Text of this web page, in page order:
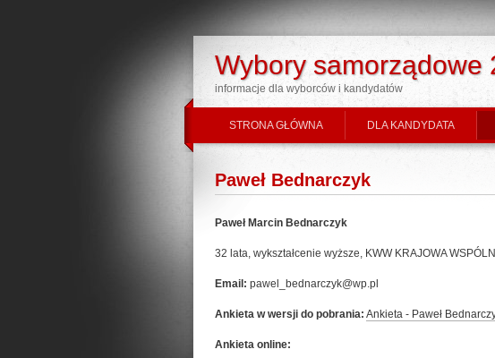
Wybory samorządowe
informacje dla wyborców i kandydatów
STRONA GŁÓWNA DLA KANDYDATA
Paweł Bednarczyk
Paweł Marcin Bednarczyk
32 lata, wykształcenie wyższe, KWW KRAJOWA
Email: pawel_bednarczyk@wp.pl
Ankieta w wersji do pobrania: Ankieta - Paweł
Ankieta online: